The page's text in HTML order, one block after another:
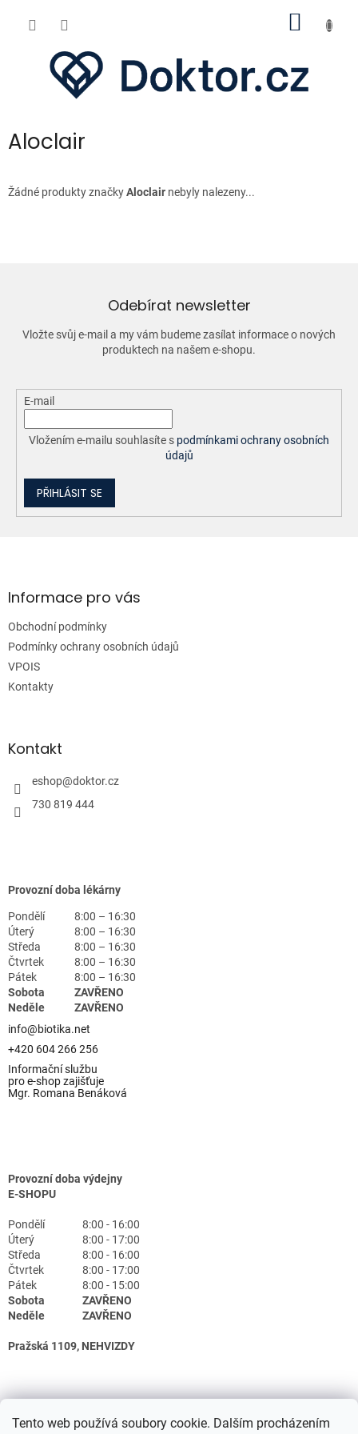
Tento web používá soubory cookie. Dalším procházením
Aloclair
Žádné produkty značkyAloclair nebyly nalezeny...
Odebírat newsletter
Vložte svůj e-mail a my vám budeme zasílat informace o nových
produktech na našem e-shopu.
E-mail
Vložením e-mailu souhlasíte s podmínkami ochrany osobních
údajů
PŘIHLÁSIT SE
aInformace pro vás
Obchodní podmínky
Podmínky ochrany osobních údajů
VPOIS
Kontakty
Kontakt
eshop@doktor.cz
730 819 444
Provozní doba lékárny
Pondělí
8:00 – 16:30
Úterý
8:00 – 16:30
Středa
8:00 – 16:30
Čtvrtek
8:00 – 16:30
Pátek
8:00 – 16:30
Sobota
ZAVŘENO
Neděle
ZAVŘENO
info@biotika.net
+420 604 266 256
Informační službu
pro e-shop zajišťuje
Mgr. Romana Benáková
Provozní doba výdejny
E-SHOPU
Pondělí
8:00 - 16:00
Úterý
8:00 - 17:00
Středa
8:00 - 16:00
Čtvrtek
8:00 - 17:00
Pátek
8:00 - 15:00
Sobota
ZAVŘENO
Neděle
ZAVŘENO
Pražská 1109, NEHVIZDY